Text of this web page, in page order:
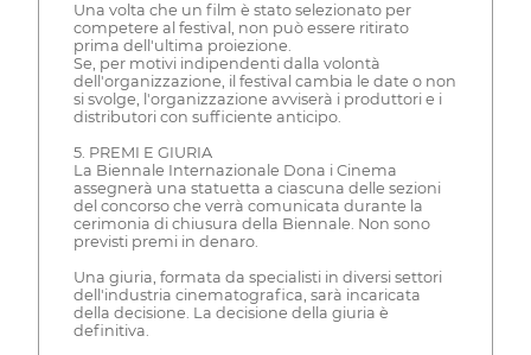
Una volta che un film è stato selezionato per
competere al festival, non può essere ritirato
prima dell'ultima proiezione.
Se, per motivi indipendenti dalla volontà
dell'organizzazione, il festival cambia le date o non
si svolge, l'organizzazione avviserà i produttori e i
distributori con sufficiente anticipo.
5. PREMI E GIURIA
La Biennale Internazionale Dona i Cinema
assegnerà una statuetta a ciascuna delle sezioni
del concorso che verrà comunicata durante la
cerimonia di chiusura della Biennale. Non sono
previsti premi in denaro.
Una giuria, formata da specialisti in diversi settori
dell'industria cinematografica, sarà incaricata
della decisione. La decisione della giuria è
definitiva.